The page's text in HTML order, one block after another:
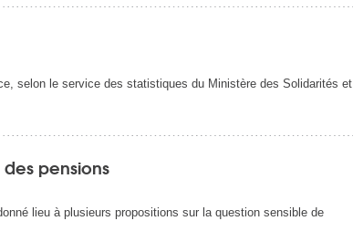
selon le service des statistiques du Ministère des Solidarités et
pensions
lieu à plusieurs propositions sur la question sensible de